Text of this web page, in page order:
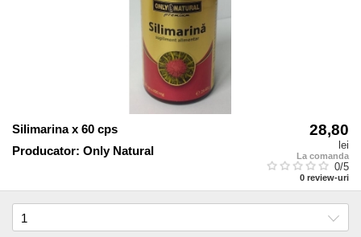
Silimarina x 60 cps
Producator: Only Natural
28,80
lei
La comanda
0/5
0 review-uri